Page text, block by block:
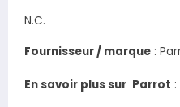
N.C.
Fournisseur / marque :
En savoir plus sur Parrot :